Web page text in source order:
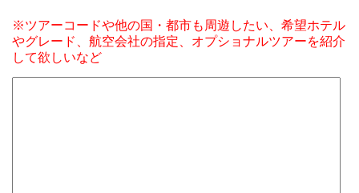
※ツアーコードや他の国・都市も周遊したい、希望ホテル
やグレード、航空会社の指定、オプショナルツアーを紹介
して欲しいなど